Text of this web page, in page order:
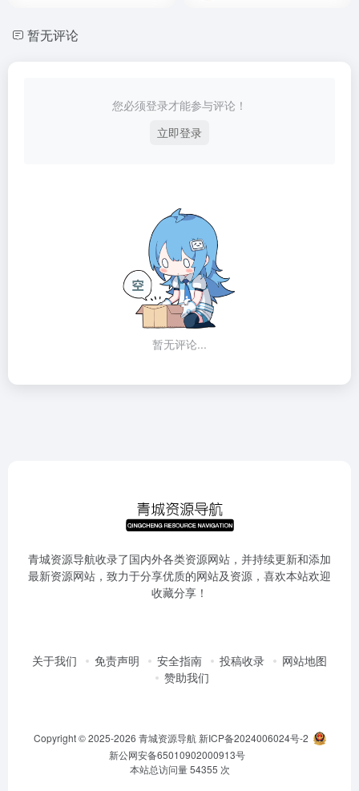
暂无评论
您必须登录才能参与评论！
立即登录
暂无评论...
青城资源导航收录了国内外各类资源网站，并持续更新和添加
最新资源网站，致力于分享优质的网站及资源，喜欢本站欢迎
收藏分享！
关于我们 免责声明 安全指南 投稿收录
网站地图
赞助我们
Copyright © 2025-2026 青城资源导航 新ICP备2024006024号-2
新公网安备65010902000913号
本站总访问量54355 次